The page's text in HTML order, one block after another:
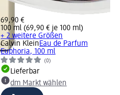
69,90 €
100 ml (69,90 € je 100 ml)
+ 2 weitere Größen
Calvin KleinEau de Parfum
Euphoria, 100 ml
(0)
Lieferbar
dm Markt wählen